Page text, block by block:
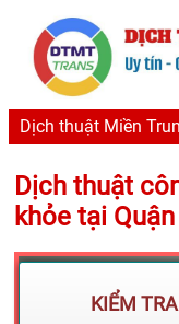
Dịch thuật Miền
Dịch thuật
khỏe tại
KIỂM